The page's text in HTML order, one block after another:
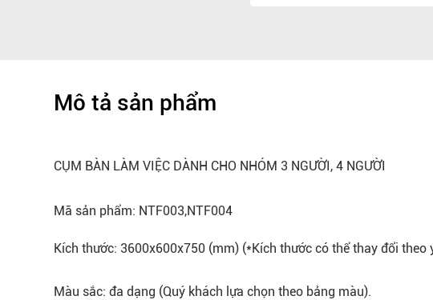
Mô tả sản phẩm
CỤM BÀN LÀM VIỆC DÀNH CHO NHÓM 3 NGƯỜI, 4 NGƯỜI
Mã sản phẩm: NTF003,NTF004
Kích thước: 3600x600x750 (mm) (*Kích thước có thể thay đổi theo
Màu sắc: đa dạng (Quý khách lựa chọn theo bảng màu).